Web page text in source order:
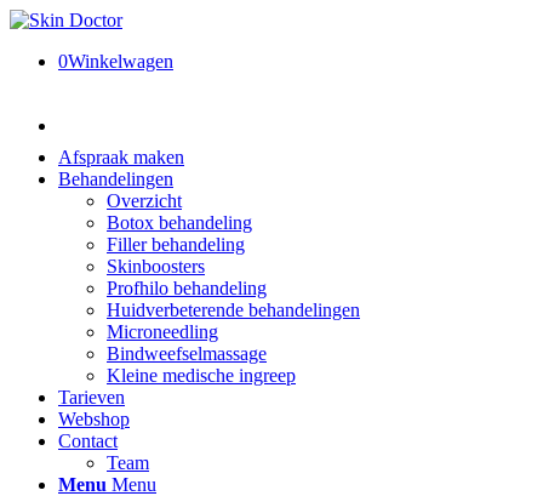
0Winkelwagen
Afspraak maken
Behandelingen
Overzicht
Botox behandeling
Filler behandeling
Skinboosters
Profhilo behandeling
Huidverbeterende behandelingen
Microneedling
Bindweefselmassage
Kleine medische ingreep
Tarieven
Webshop
Contact
Team
Menu Menu